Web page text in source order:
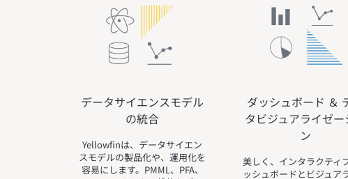
データサイエンスモデル
の統合
Yellowfinは、データサイエン
スモデルの製品化や、運用化を
容易にします。PMML、PFA、
ダッシュボード ＆
タビジュアライゼー
ン
美しく、インタラクティ
ッシュボードとビジュア